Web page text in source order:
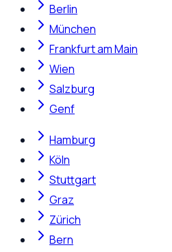
Berlin
München
Frankfurt am Main
Wien
Salzburg
Genf
Hamburg
Köln
Stuttgart
Graz
Zürich
Bern